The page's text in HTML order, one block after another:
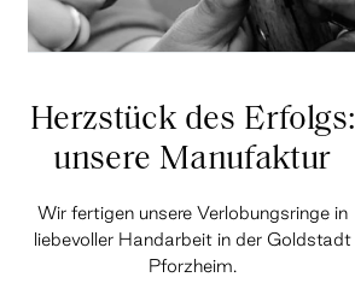
Herzstück des Erfolgs:
unsere Manufaktur
Wir fertigen unsere Verlobungsringe in
liebevoller Handarbeit in der Goldstadt
Pforzheim.